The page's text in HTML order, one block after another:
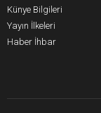
Künye Bilgileri
Yayın İlkeleri
Haber İhbar